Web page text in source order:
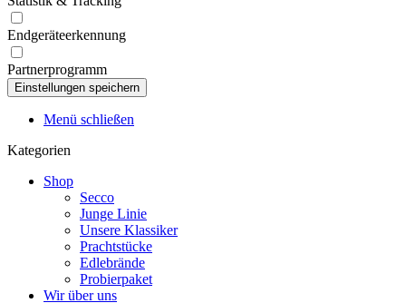
Endgeräteerkennung
Partnerprogramm
Menü schließen
Kategorien
Shop
Secco
Junge Linie
Unsere Klassiker
Prachtstücke
Edlebrände
Probierpaket
Wir über uns